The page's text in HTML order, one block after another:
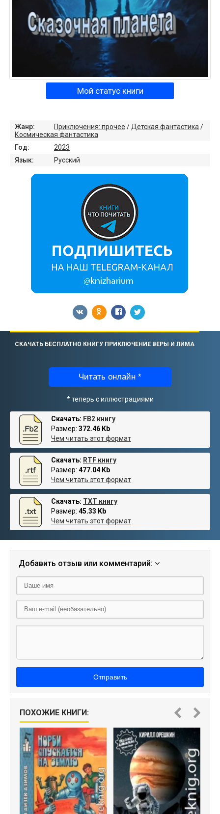
Мой статус книги
Жанр: Приключения: прочее / Детская фантастика /
Космическая фантастика
Год:
2023
Язык:
Русский
СКАЧАТЬ БЕСПЛАТНО КНИГУ ПРИКЛЮЧЕНИЕ ВЕРЫ И ЛИМА
Читать онлайн *
* теперь с иллюстрациями
Скачать: FB2 книгу
Размер: 372.46 Kb
Чем читать этот формат
Скачать: RTF книгу
Размер: 477.04 Kb
Чем читать этот формат
Скачать: TXT книгу
Размер: 45.33 Kb
Чем читать этот формат
Добавить отзыв или комментарий:
Отправить
ПОХОЖИЕ КНИГИ: